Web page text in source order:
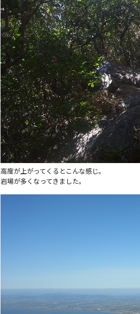
高度が上がってくるとこんな感じ。
岩場が多くなってきました。